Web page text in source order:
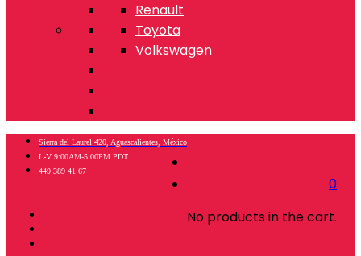
Renault
Toyota
Volkswagen
0
No products in the cart.
Sierra del Laurel 420, Aguascalientes, México
L-V 9:00AM-5:00PM PDT
449 389 41 67